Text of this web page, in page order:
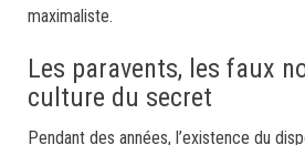
maximaliste.
Les paravents, les faux
culture du secret
Pendant des années, l’existence du